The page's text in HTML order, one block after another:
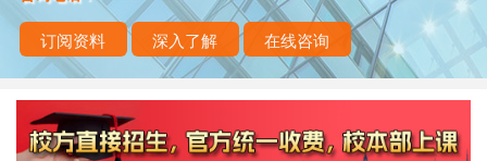
学
订阅资料 深入了解 在线咨询